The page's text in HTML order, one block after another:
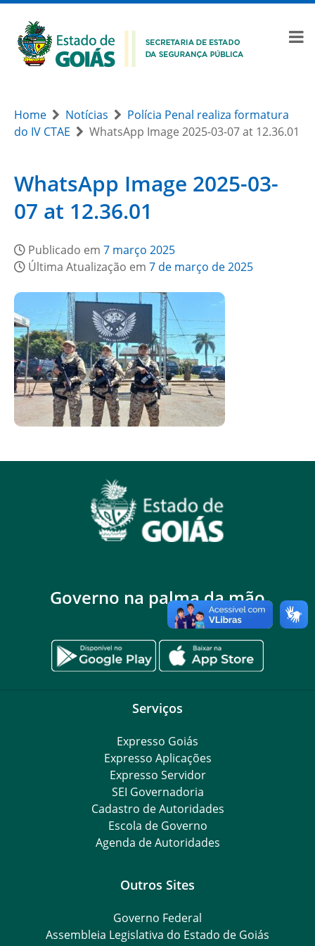
Home Notícias
Polícia Penal realiza formatura
do IV CTAE
WhatsApp Image 2025-03-07 at 12.36.01
WhatsApp Image 2025-03-
07 at 12.36.01
Publicado em 7 março 2025
Última Atualização em 7 de março de 2025
Governo na palma da mão
Serviços
Expresso Goiás
Expresso Aplicações
Expresso Servidor
SEI Governadoria
Cadastro de Autoridades
Escola de Governo
Agenda de Autoridades
Outros Sites
Governo Federal
Assembleia Legislativa do Estado de Goiás